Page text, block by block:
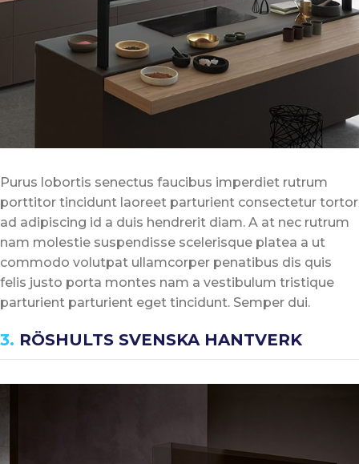
Purus lobortis senectus faucibus imperdiet rutrum
porttitor tincidunt laoreet parturient consectetur tortor
ad adipiscing id a duis hendrerit diam. A at nec rutrum
nam molestie suspendisse scelerisque platea a ut
commodo volutpat ullamcorper penatibus dis quis
felis justo porta montes nam a vestibulum tristique
parturient parturient eget tincidunt. Semper dui.
3. RÖSHULTS SVENSKA HANTVERK